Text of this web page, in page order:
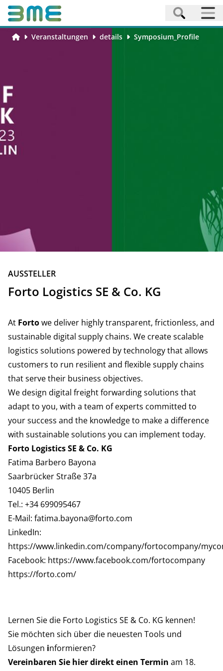
Veranstaltungen details Symposium_Profile
ZURÜCK
AUSSTELLER
Forto Logistics SE & Co. KG
At Fortowe deliver highly transparent, frictionless, and
sustainable digital supply chains. We create scalable
logistics solutions powered by technology that allows
customers to run resilient and flexible supply chains
that serve their business objectives.
We design digital freight forwarding solutions that
adapt to you, with a team of experts committed to
your success and the knowledge to make a difference
with sustainable solutions you can implement today.
Forto Logistics SE & Co. KG
Fatima Barbero Bayona
Saarbrücker Straße 37a
10405 Berlin
Tel.: +34 699095467
E-Mail: fatima.bayona@forto.com
LinkedIn:
https://www.linkedin.com/company/fortocompany/
Facebook: https://www.facebook.com/fortocompany
https://forto.com/
Lernen Sie die Forto Logistics SE & Co. KG kennen!
Sie möchten sich über die neuesten Tools und
Lösungen informieren?
Vereinbaren Sie hier direkt einen Termin am 18.